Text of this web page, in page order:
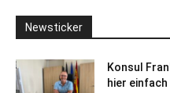
Newsticker
Konsul
hier einfach